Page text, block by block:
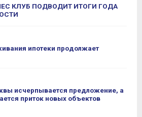
КЛУБ ПОДВОДИТ ИТОГИ ГОДА
ипотеки продолжает
исчерпывается предложение, а
приток новых объектов